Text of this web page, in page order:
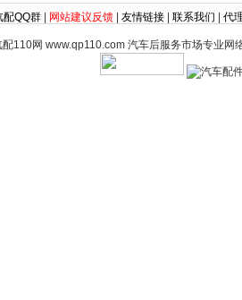
配QQ群 网站建议反馈 友情链接 联系我们 代
配110网 www.qp110.com 汽车后服务市场专业网